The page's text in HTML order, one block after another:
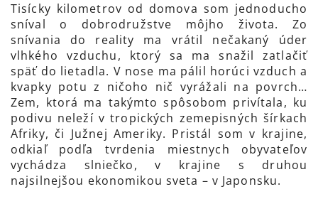
Tisícky kilometrov od domova som jednoducho
sníval o dobrodružstve môjho života. Zo
snívania do reality ma vrátil nečakaný úder
vlhkého vzduchu, ktorý sa ma snažil zatlačiť
späť do lietadla. V nose ma pálil horúci vzduch a
kvapky potu z ničoho nič vyrážali na povrch…
Zem, ktorá ma takýmto spôsobom privítala, ku
podivu neleží v tropických zemepisných šírkach
Afriky, či Južnej Ameriky. Pristál som v krajine,
odkiaľ podľa tvrdenia miestnych obyvateľov
vychádza slniečko, v krajine s druhou
najsilnejšou ekonomikou sveta – v Japonsku.